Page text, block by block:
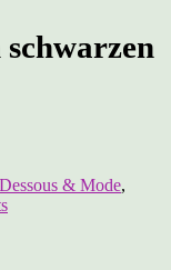
Dessous & Mode,